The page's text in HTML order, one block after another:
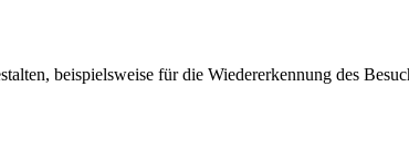
beispielsweise für die Wiedererkennung des